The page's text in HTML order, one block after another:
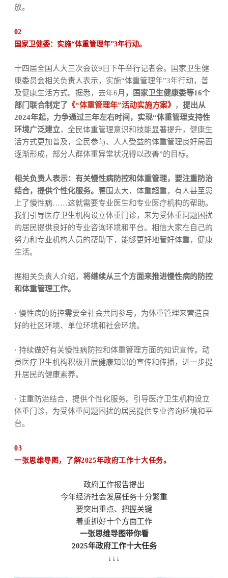
放。
02
国家卫健委：实施“体重管理年”3年行动。
十四届全国人大三次会议9日下午举行记者会。国家卫生健
康委员会相关负责人表示，实施“体重管理年”3年行动，普
及健康生活方式。据悉，去年6月 ，国家卫生健康委等16个
部门联合制定了 《“体重管理年”活动实施方案》 ， 提出从
2024年起，力争通过三年左右时间，实现“体重管理支持性
环境广泛建立，全民体重管理意识和技能显著提升，健康生
活方式更加普及，全民参与、人人受益的体重管理良好局面
逐渐形成，部分人群体重异常状况得以改善”的目标。
相关负责人表示：有关慢性病防控和体重管理，要注重防治
结合，提供个性化服务。 腰围太大，体重超重，有人甚至患
上了慢性病……这就需要专业医生和专业医疗机构的帮助。
我们引导医疗卫生机构设立体重门诊，来为受体重问题困扰
的居民提供良好的专业咨询环境和平台。相信大家在自己的
努力和专业机构人员的帮助下，能够更好地管好体重，健康
生活。
据相关负责人介绍， 将继续从三个方面来推进慢性病的防控
和体重管理工作。
· 慢性病的防控需要全社会共同参与，为体重管理来营造良
好的社区环境、单位环境和社会环境。
· 持续做好有关慢性病防控和体重管理方面的知识宣传。动
员医疗卫生机构积极开展健康知识的宣传和传播，进一步提
升居民的健康素养。
· 注重防治结合，提供个性化服务。引导医疗卫生机构设立
体重门诊，为受体重问题困扰的居民提供专业咨询环境和平
台。
03
一张思维导图，了解2025年政府工作十大任务。
政府工作报告提出
今年经济社会发展任务十分繁重
要突出重点、把握关键
着重抓好十个方面工作
一张思维导图带你看
2025年政府工作十大任务
↓↓↓